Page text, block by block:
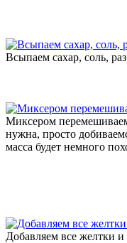
Всыпаем сахар, соль,
Миксером
нужна, просто
масса будет немного
Добавляем все желтки и